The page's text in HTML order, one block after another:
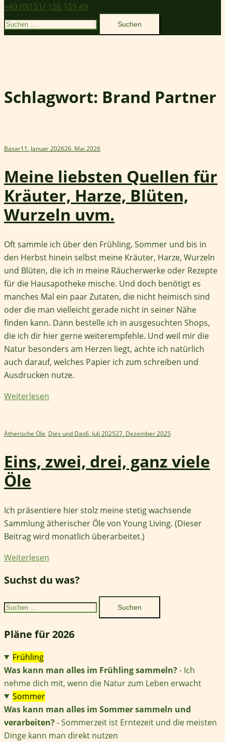
+49 (0)151/ 156 159 49
Suchen
nach:
Schlagwort: Brand Partner
Basar11. Januar 202626. Mai 2026
Meine liebsten Quellen für
Kräuter, Harze, Blüten,
Wurzeln uvm.
Oft sammle ich über den Frühling, Sommer und bis in
den Herbst hinein selbst meine Kräuter, Harze, Wurzeln
und Blüten, die ich in meine Räucherwerke oder Rezepte
für die Hausapotheke mische. Und doch benötigt es
manches Mal ein paar Zutaten, die nicht heimisch sind
oder die man vielleicht gerade nicht in seiner Nähe
finden kann. Dann bestelle ich in ausgesuchten Shops,
die ich dir hier gerne weiterempfehle. Und weil mir die
Natur besonders am Herzen liegt, achte ich natürlich
auch darauf, welches Papier ich zum schreiben und
Ausdrucken nutze.
Weiterlesen
Ätherische Öle, Dies und Das6. Juli 202527. Dezember 2025
Eins, zwei, drei, ganz viele
Öle
Ich präsentiere hier stolz meine stetig wachsende
Sammlung ätherischer Öle von Young Living. (Dieser
Beitrag wird monatlich überarbeitet.)
Weiterlesen
Suchst du was?
Suchen
nach:
Pläne für 2026
Frühling
Was kann man alles im Frühling sammeln?- Ich
nehme dich mit, wenn die Natur zum Leben erwacht
Sommer
Was kann man alles im Sommer sammeln und
verarbeiten?- Sommerzeit ist Erntezeit und die meisten
Dinge kann man direkt nutzen